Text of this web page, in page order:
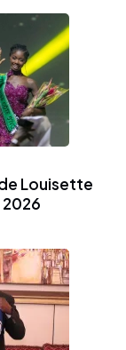
Louisette
2026